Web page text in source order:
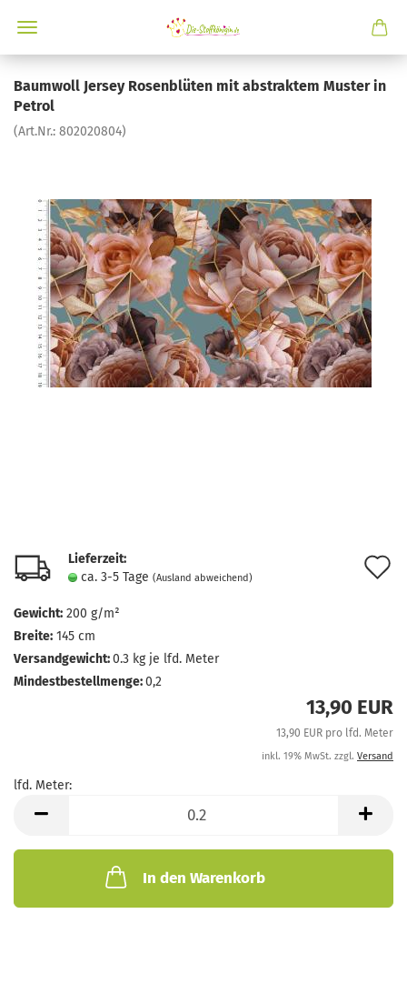
Baumwoll Jersey Rosenblüten mit abstraktem Muster in
Petrol
(Art.Nr.: 802020804)
Lieferzeit:
ca. 3-5 Tage (Ausland abweichend)
Gewicht: 200 g/m²
Breite: 145 cm
Versandgewicht:0.3 kg je lfd. Meter
Mindestbestellmenge:0,2
13,90 EUR
13,90 EUR pro lfd. Meter
inkl. 19% MwSt. zzgl. Versand
lfd. Meter:
Meter
In den Warenkorb